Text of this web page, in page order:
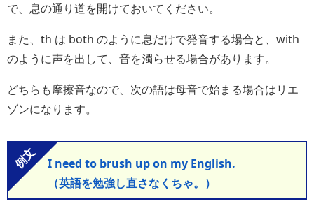
で、息の通り道を開けておいてください。
また、th は both のように息だけで発音する場合と、with
のように声を出して、音を濁らせる場合があります。
どちらも摩擦音なので、次の語は母音で始まる場合はリエ
ゾンになります。
I need to brush up on my English.
（英語を勉強し直さなくちゃ。）